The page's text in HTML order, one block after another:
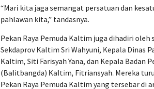
“Mari kita jaga semangat persatuan dan
pahlawan kita,” tandasnya.
Pekan Raya Pemuda Kaltim juga dihadiri
Sekdaprov Kaltim Sri Wahyuni, Kepala Dinas
Kaltim, Siti Farisyah Yana, dan Kepala Badan
(Balitbangda) Kaltim, Fitriansyah. Mereka
Pekan Raya Pemuda Kaltim yang tersebar di